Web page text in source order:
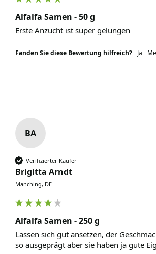
Alfalfa Samen - 50 g
Erste Anzucht ist super gelungen
Fanden Sie diese Bewertung hilfreich? Ja
BA
Verifizierter Käufer
Brigitta Arndt
Manching, DE
Alfalfa Samen - 250 g
Lassen sich gut ansetzen, der
so ausgeprägt aber sie haben ja gute